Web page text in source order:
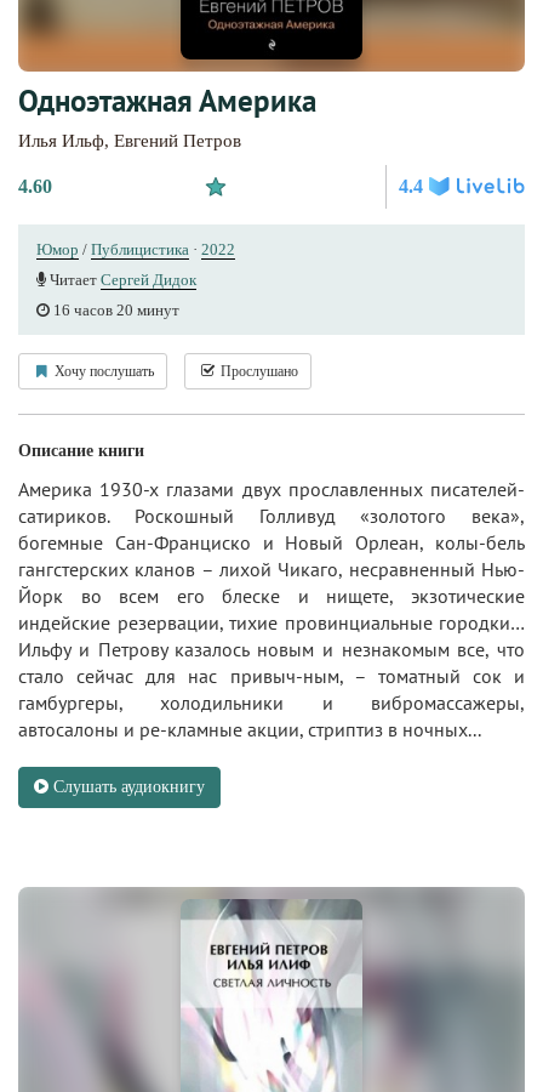
Одноэтажная Америка
Илья Ильф, Евгений Петров
4.60 4.4
Юмор / Публицистика · 2022
Читает Сергей Дидок
16 часов 20 минут
Хочу послушать Прослушано
Описание книги
Америка 1930-х глазами двух прославленных писателей-
сатириков. Роскошный Голливуд «золотого века»,
богемные Сан-Франциско и Новый Орлеан, колы-бель
гангстерских кланов – лихой Чикаго, несравненный Нью-
Йорк во всем его блеске и нищете, экзотические
индейские резервации, тихие провинциальные городки…
Ильфу и Петрову казалось новым и незнакомым все, что
стало сейчас для нас привыч-ным, – томатный сок и
гамбургеры, холодильники и вибромассажеры,
автосалоны и ре-кламные акции, стриптиз в ночных...
Слушать аудиокнигу